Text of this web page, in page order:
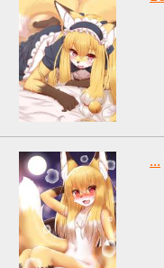
...